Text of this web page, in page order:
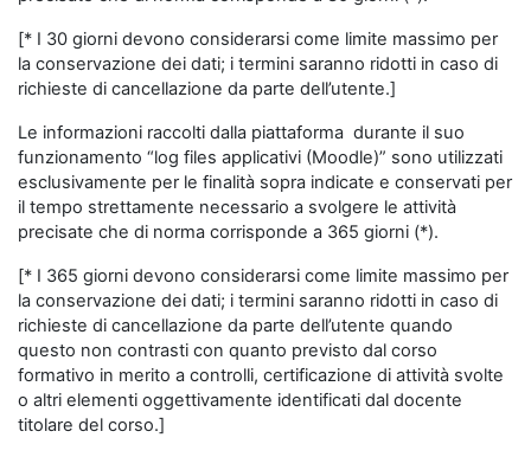
[* I 30 giorni devono considerarsi come limite massimo per
la conservazione dei dati; i termini saranno ridotti in caso di
richieste di cancellazione da parte dell’utente.]
Le informazioni raccolti dalla piattaforma durante il suo
funzionamento “log files applicativi (Moodle)” sono utilizzati
esclusivamente per le finalità sopra indicate e conservati per
il tempo strettamente necessario a svolgere le attività
precisate che di norma corrisponde a 365 giorni (*).
[* I 365 giorni devono considerarsi come limite massimo per
la conservazione dei dati; i termini saranno ridotti in caso di
richieste di cancellazione da parte dell’utente quando
questo non contrasti con quanto previsto dal corso
formativo in merito a controlli, certificazione di attività svolte
o altri elementi oggettivamente identificati dal docente
titolare del corso.]